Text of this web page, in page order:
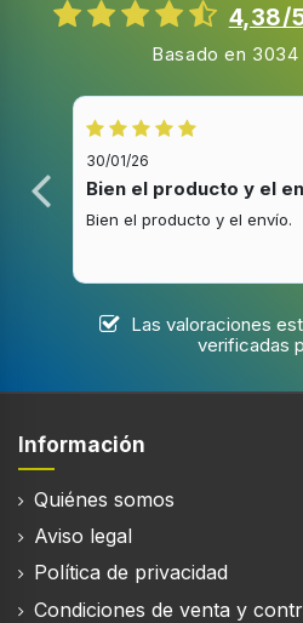
Longitud de manguera de
1,65 m
Longitud de manguera de
Niveles de altura regulables
Tipo de compartimiento
Acero inoxidable
Desempeño
4,38/
Basado en
30/01/26
Bien el producto y el
Bien el producto y el envío.
Las valoraciones
verificadas
Información
Quiénes somos
Aviso legal
Política de privacidad
Condiciones de venta y